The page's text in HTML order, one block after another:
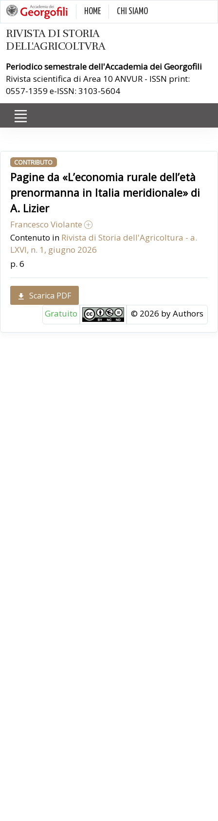
HOME CHI SIAMO
RIVISTA DI STORIA
DELL'AGRICOLTVRA
Periodico semestrale dell'Accademia dei Georgofili
Rivista scientifica di Area 10 ANVUR - ISSN print:
0557-1359 e-ISSN: 3103-5604
CONTRIBUTO
Pagine da «L’economia rurale dell’età
prenormanna in Italia meridionale» di
A. Lizier
Francesco Violante
Contenuto in Rivista di Storia dell'Agricoltura - a.
LXVI, n. 1, giugno 2026
p. 6
Scarica PDF
Gratuito © 2026 by Authors